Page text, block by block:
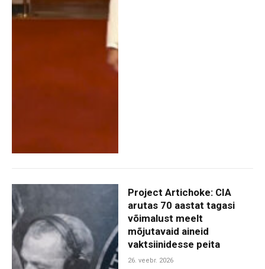
Project Artichoke: CIA
arutas 70 aastat tagasi
võimalust meelt
mõjutavaid aineid
vaktsiinidesse peita
26. veebr. 2026